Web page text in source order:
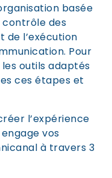
basée
contrôle des
de l’exécution
Pour
outils adaptés
ces étapes et
l’expérience
vos
à travers 3